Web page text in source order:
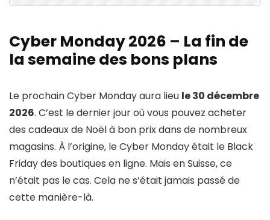
Cyber Monday 2026 – La fin de
la semaine des bons plans
Le prochain Cyber Monday aura lieu le 30 décembre
2026. C’est le dernier jour où vous pouvez acheter
des cadeaux de Noël à bon prix dans de nombreux
magasins. À l’origine, le Cyber Monday était le Black
Friday des boutiques en ligne. Mais en Suisse, ce
n’était pas le cas. Cela ne s’était jamais passé de
cette manière-là.